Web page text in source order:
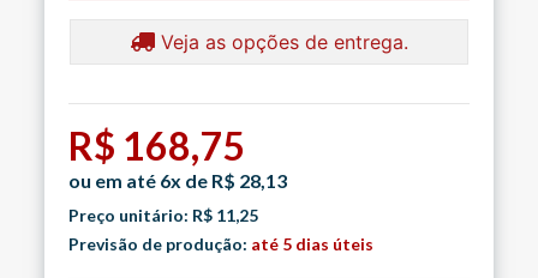
Veja as opções de entrega.
R$ 168,75
ou em até 6x de R$ 28,13
Preço unitário: R$ 11,25
Previsão de produção: até 5 dias úteis